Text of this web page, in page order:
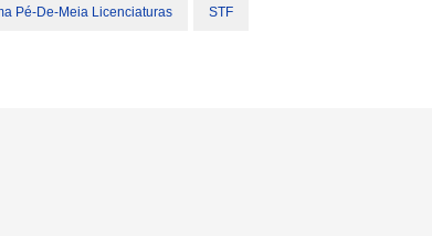
Pé-De-Meia Licenciaturas STF